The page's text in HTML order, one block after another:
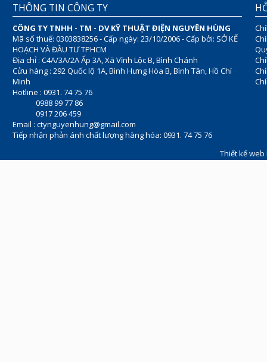
THÔNG TIN CÔNG TY
CÔNG TY TNHH - TM - DV KỸ THUẬT ĐIỆN NGUYÊN HÙNG
Mã số thuế: 0303838256 - Cấp ngày: 23/10/2006 - Cấp bởi: SỞ KẾ
HOẠCH VÀ ĐẦU TƯ TPHCM
Địa chỉ : C4A/3A/2A Ấp 3A, Xã Vĩnh Lộc B, Bình Chánh
Cửu hàng : 292 Quốc lộ 1A, Bình Hưng Hòa B, Bình Tân, Hồ Chí
Minh
Hotline : 0931. 74 75 76
0988 99 77 86
0917 206 459
Email : ctynguyenhung@gmail.com
Tiếp nhận phản ánh chất lượng hàng hóa: 0931. 74 75 76
Thiết kế web